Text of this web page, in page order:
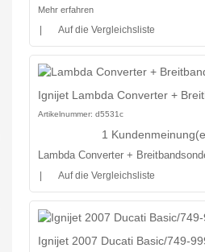
Mehr erfahren
Auf die Vergleichsliste
Ignijet Lambda Converter +
Artikelnummer: d5531c
1
Lambda Converter +
Auf die Vergleichsliste
Ignijet 2007 Ducati Basic/749-